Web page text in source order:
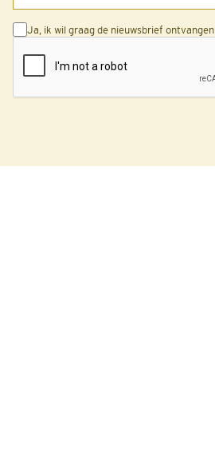
Ja, ik wil graag de nieuwsbrief ontvangen